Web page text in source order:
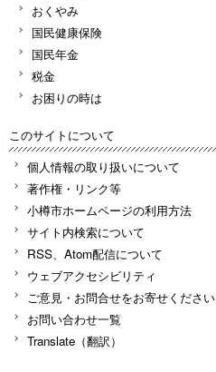
おくやみ
国民健康保険
国民年金
税金
お困りの時は
このサイトについて
個人情報の取り扱いについて
著作権・リンク等
小樽市ホームページの利用方法
サイト内検索について
RSS、Atom配信について
ウェブアクセシビリティ
ご意見・お問合せをお寄せください
お問い合わせ一覧
Translate（翻訳）